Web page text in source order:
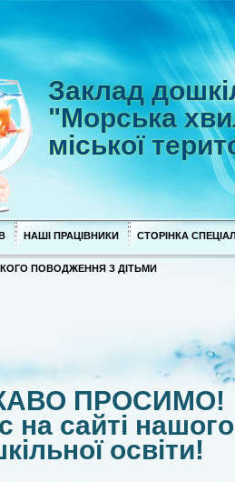
Заклад
"Морська
міської
НАШІ ПРАЦІВНИКИ СТОРІНКА
ПОВОДЖЕННЯ З ДІТЬМИ
ПРОСИМО!
на сайті
освіти!